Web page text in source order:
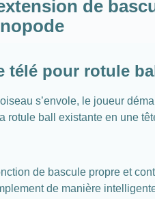
de
télé pour rotule
s’envole, le joueur
rotule ball existante en une
de bascule propre et
de manière